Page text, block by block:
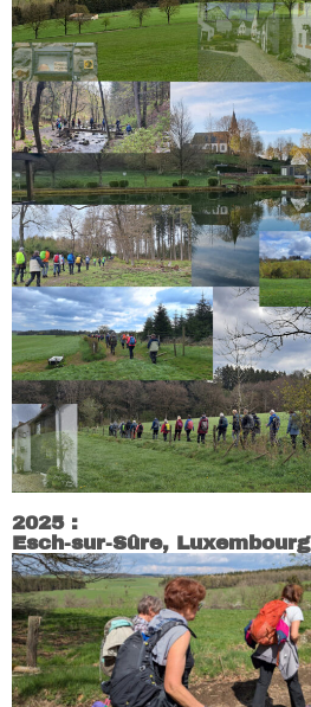
2025 :
Esch-sur-Sûre, Luxembourg